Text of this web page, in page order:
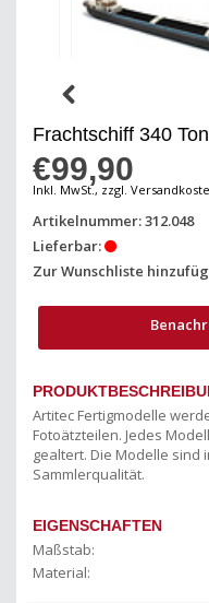
Frachtschiff 340
€99,90
Inkl. MwSt., zzgl.
Artikelnummer: 312.048
Lieferbar:
Zur Wunschliste
Artitec Fertigmodelle
Fotoätzteilen. Jedes
gealtert. Die Modelle sind
Sammlerqualität.
EIGENSCHAFTEN
Maßstab:
Material: